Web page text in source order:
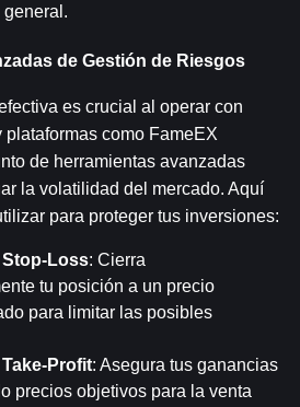
de Gestión de Riesgos
es crucial al operar con
plataformas como FameEX
de herramientas avanzadas
la volatilidad del mercado. Aquí
para proteger tus inversiones:
Loss: Cierra
tu posición a un precio
para limitar las posibles
Profit: Asegura tus ganancias
precios objetivos para la venta